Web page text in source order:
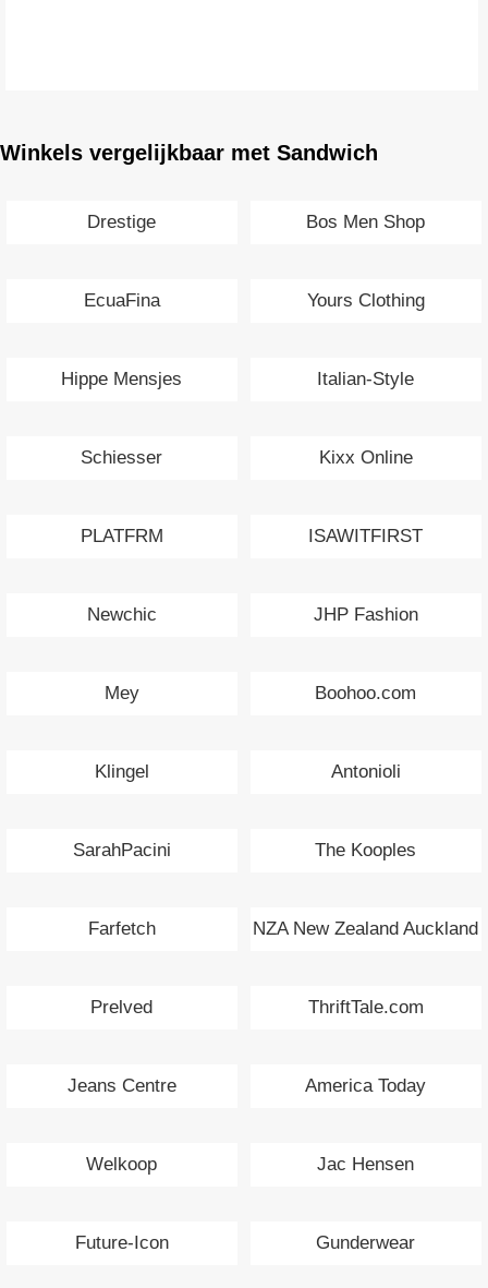
Winkels vergelijkbaar met Sandwich
Drestige Bos Men Shop
EcuaFina Yours Clothing
Hippe Mensjes Italian-Style
Schiesser Kixx Online
PLATFRM ISAWITFIRST
Newchic JHP Fashion
Mey Boohoo.com
Klingel Antonioli
SarahPacini The Kooples
Farfetch NZA New Zealand Auckland
Prelved ThriftTale.com
Jeans Centre America Today
Welkoop Jac Hensen
Future-Icon Gunderwear